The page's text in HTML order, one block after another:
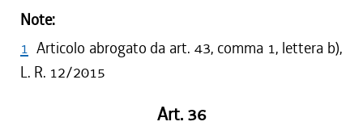
Note:
1 Articolo abrogato da art. 43, comma 1, lettera b),
L. R. 12/2015
Art. 36